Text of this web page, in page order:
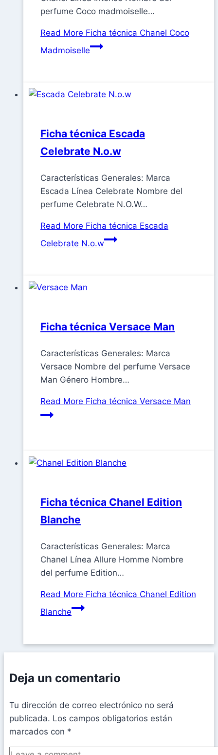
perfume Coco madmoiselle…
Read More Ficha técnica Chanel Coco
Madmoiselle
Ficha técnica Escada
Celebrate N.o.w
Características Generales: Marca
Escada Línea Celebrate Nombre del
perfume Celebrate N.O.W…
Read More Ficha técnica Escada
Celebrate N.o.w
Ficha técnica Versace Man
Características Generales: Marca
Versace Nombre del perfume Versace
Man Género Hombre…
Read More Ficha técnica Versace Man
Ficha técnica Chanel Edition
Blanche
Características Generales: Marca
Chanel Línea Allure Homme Nombre
del perfume Edition…
Read More Ficha técnica Chanel Edition
Blanche
Deja un comentario
Tu dirección de correo electrónico no será
publicada. Los campos obligatorios están
marcados con *